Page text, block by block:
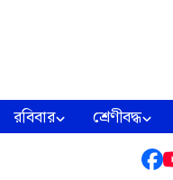
রবিবার শ্রেণীবদ্ধ